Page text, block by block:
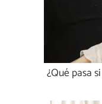
¿Qué pasa